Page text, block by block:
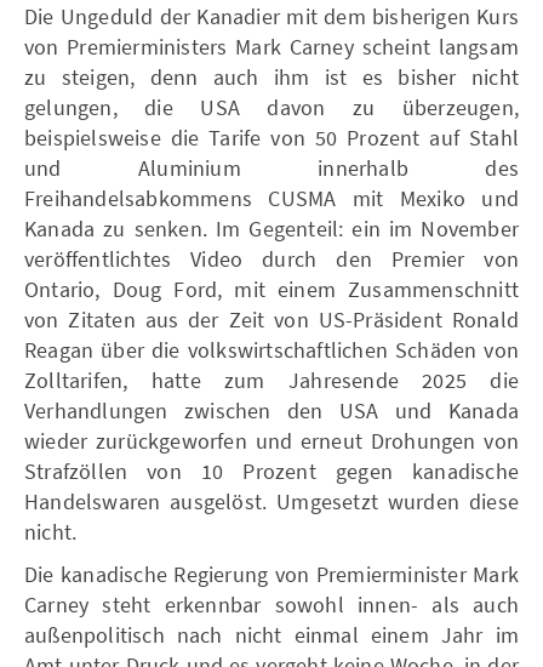
Die Ungeduld der Kanadier mit dem bisherigen Kurs
von Premierministers Mark Carney scheint langsam
zu steigen, denn auch ihm ist es bisher nicht
gelungen, die USA davon zu überzeugen,
beispielsweise die Tarife von 50 Prozent auf Stahl
und Aluminium innerhalb des
Freihandelsabkommens CUSMA mit Mexiko und
Kanada zu senken. Im Gegenteil: ein im November
veröffentlichtes Video durch den Premier von
Ontario, Doug Ford, mit einem Zusammenschnitt
von Zitaten aus der Zeit von US-Präsident Ronald
Reagan über die volkswirtschaftlichen Schäden von
Zolltarifen, hatte zum Jahresende 2025 die
Verhandlungen zwischen den USA und Kanada
wieder zurückgeworfen und erneut Drohungen von
Strafzöllen von 10 Prozent gegen kanadische
Handelswaren ausgelöst. Umgesetzt wurden diese
nicht.
Die kanadische Regierung von Premierminister Mark
Carney steht erkennbar sowohl innen- als auch
außenpolitisch nach nicht einmal einem Jahr im